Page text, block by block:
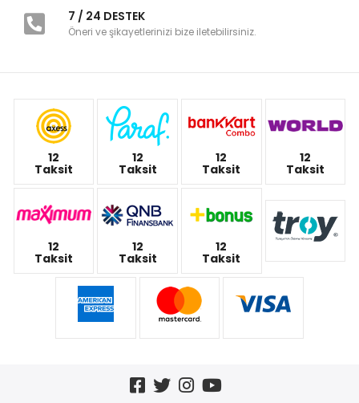
7 / 24 DESTEK
Öneri ve şikayetlerinizi bize iletebilirsiniz.
12
Taksit
12
Taksit
12
Taksit
12
Taksit
12
Taksit
12
Taksit
12
Taksit